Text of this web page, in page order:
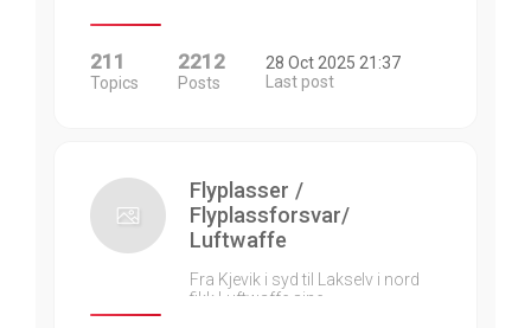
211
Topics
2212
Posts
28 Oct 2025 21:37
Last post
Flyplasser /
Flyplassforsvar/
Luftwaffe
Fra Kjevik i syd til Lakselv i nord
fikk Luftwaffe sine…